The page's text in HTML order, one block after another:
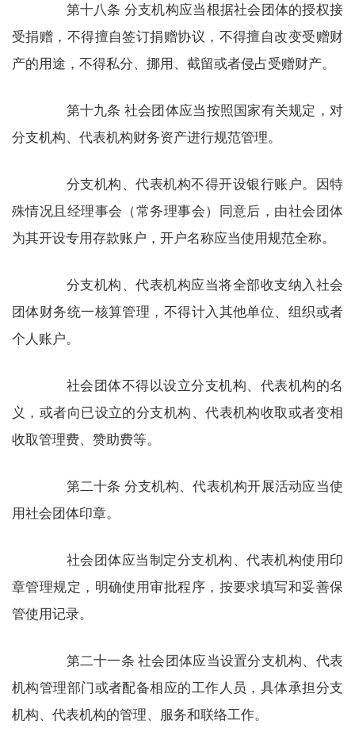
第十八条 分支机构应当根据社会团体的授权接
受捐赠，不得擅自签订捐赠协议，不得擅自改变受赠财
产的用途，不得私分、挪用、截留或者侵占受赠财产。
第十九条 社会团体应当按照国家有关规定，对
分支机构、代表机构财务资产进行规范管理。
分支机构、代表机构不得开设银行账户。因特
殊情况且经理事会（常务理事会）同意后，由社会团体
为其开设专用存款账户，开户名称应当使用规范全称。
分支机构、代表机构应当将全部收支纳入社会
团体财务统一核算管理，不得计入其他单位、组织或者
个人账户。
社会团体不得以设立分支机构、代表机构的名
义，或者向已设立的分支机构、代表机构收取或者变相
收取管理费、赞助费等。
第二十条 分支机构、代表机构开展活动应当使
用社会团体印章。
社会团体应当制定分支机构、代表机构使用印
章管理规定，明确使用审批程序，按要求填写和妥善保
管使用记录。
第二十一条 社会团体应当设置分支机构、代表
机构管理部门或者配备相应的工作人员，具体承担分支
机构、代表机构的管理、服务和联络工作。